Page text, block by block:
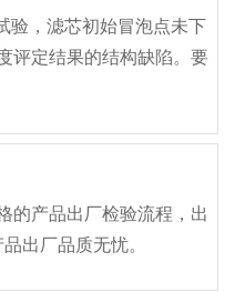
，滤芯初始冒泡点未下
评定结果的结构缺陷。要
的产品出厂检验流程，出
出厂品质无忧。